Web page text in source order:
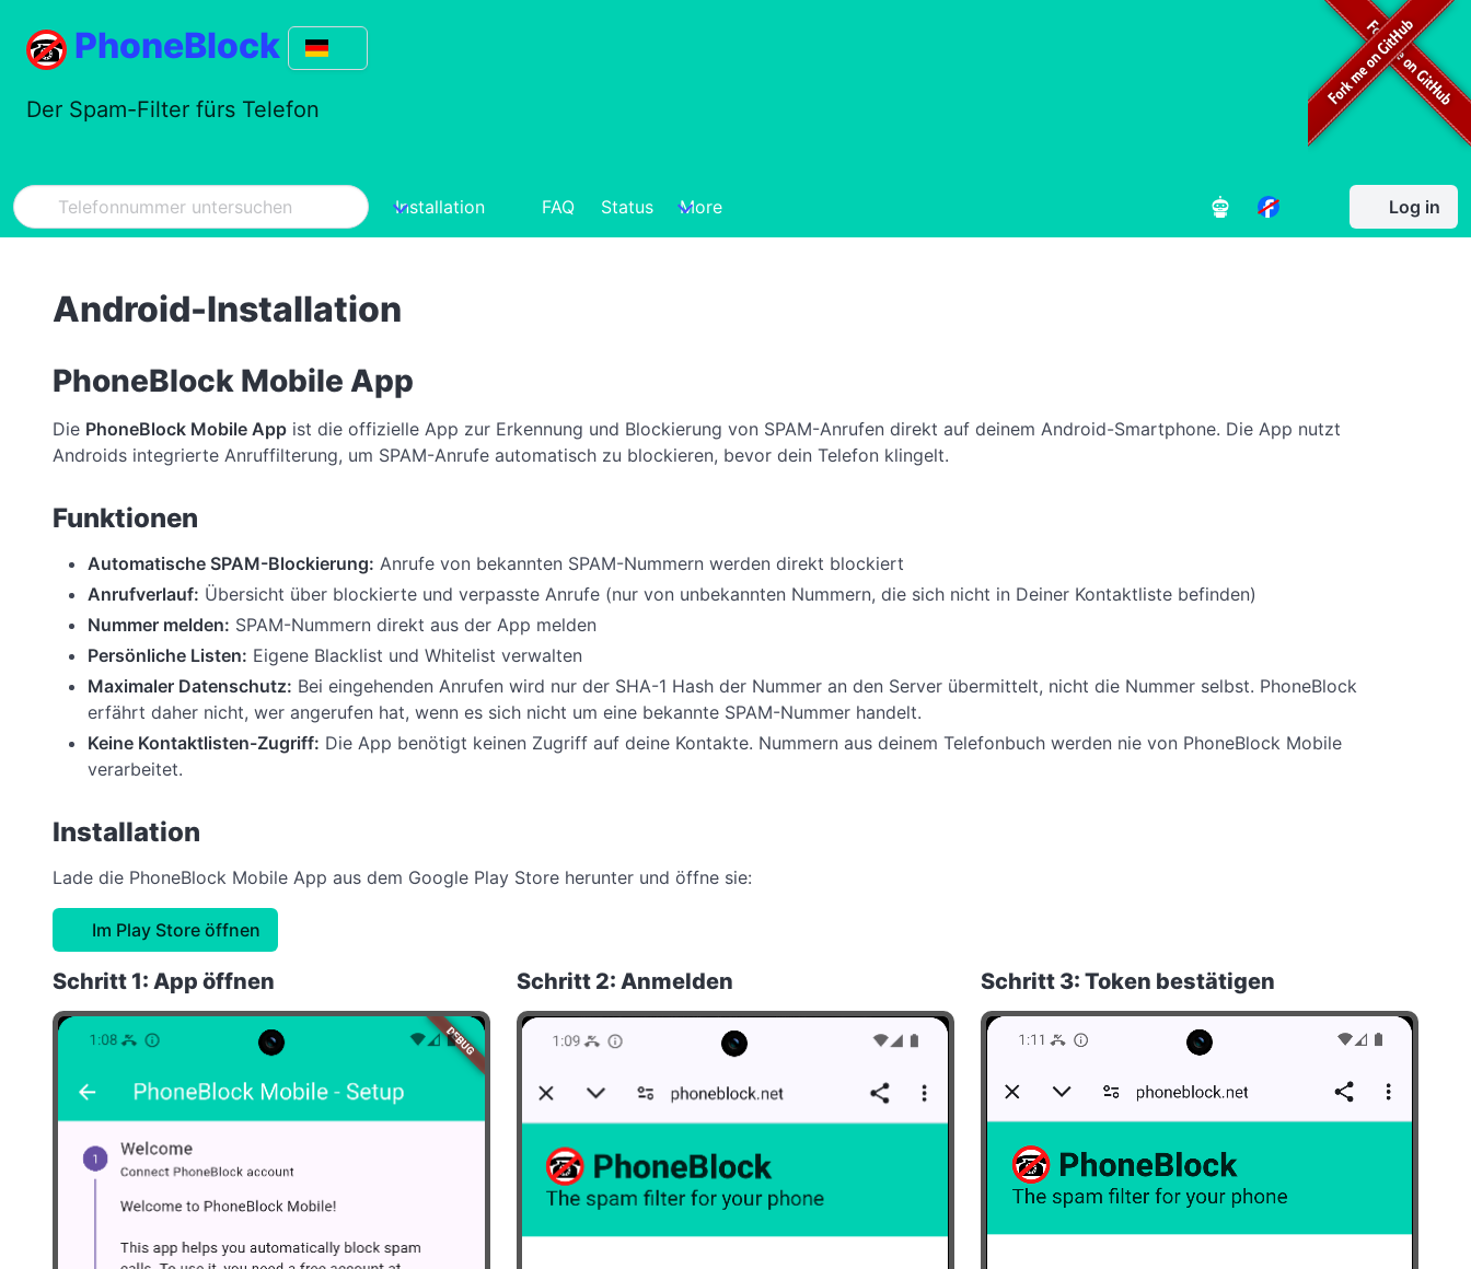
PhoneBlock
Der Spam-Filter fürs Telefon
Installation FAQ Status More Log in
Android-Installation
PhoneBlock Mobile App
Die PhoneBlock Mobile App ist die offizielle App zur Erkennung und Blockierung von SPAM-Anrufen direkt auf deinem Android-Smartphone. Die App nutzt
Androids integrierte Anruffilterung, um SPAM-Anrufe automatisch zu blockieren, bevor dein Telefon klingelt.
Funktionen
Automatische SPAM-Blockierung: Anrufe von bekannten SPAM-Nummern werden direkt blockiert
Anrufverlauf: Übersicht über blockierte und verpasste Anrufe (nur von unbekannten Nummern, die sich nicht in Deiner Kontaktliste befinden)
Nummer melden: SPAM-Nummern direkt aus der App melden
Persönliche Listen: Eigene Blacklist und Whitelist verwalten
Maximaler Datenschutz: Bei eingehenden Anrufen wird nur der SHA-1 Hash der Nummer an den Server übermittelt, nicht die Nummer selbst. PhoneBlock
erfährt daher nicht, wer angerufen hat, wenn es sich nicht um eine bekannte SPAM-Nummer handelt.
Keine Kontaktlisten-Zugriff: Die App benötigt keinen Zugriff auf deine Kontakte. Nummern aus deinem Telefonbuch werden nie von PhoneBlock Mobile
verarbeitet.
Installation
Lade die PhoneBlock Mobile App aus dem Google Play Store herunter und öffne sie:
Im Play Store öffnen
Schritt 1: App öffnen Schritt 2: Anmelden Schritt 3: Token bestätigen